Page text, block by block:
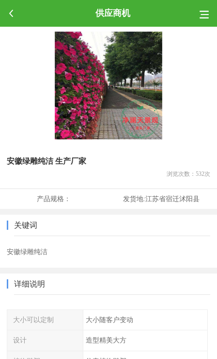
供应商机
安徽绿雕纯洁 生产厂家
浏览次数： 532次
产品规格： 发货地:江苏省宿迁沭阳县
关键词
安徽绿雕纯洁
详细说明
大小可以定制 大小随客户变动
设计 造型精美大方